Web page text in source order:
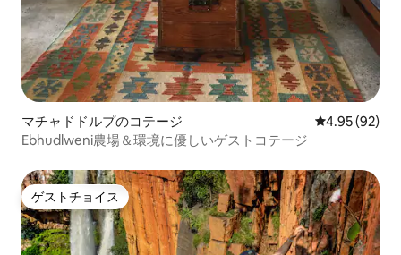
マチャドドルプのコテージ レビュー92
4.95 (92)
Ebhudlweni農場＆環境に優しいゲストコテージ
ゲストチョイス
ゲストチョイス